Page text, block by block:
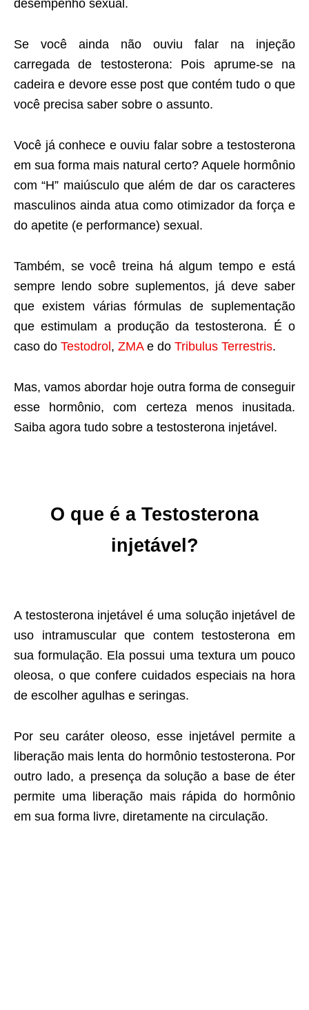
desempenho sexual.
Se você ainda não ouviu falar na injeção
carregada de testosterona: Pois aprume-se na
cadeira e devore esse post que contém tudo o que
você precisa saber sobre o assunto.
Você já conhece e ouviu falar sobre a testosterona
em sua forma mais natural certo? Aquele hormônio
com “H” maiúsculo que além de dar os caracteres
masculinos ainda atua como otimizador da força e
do apetite (e performance) sexual.
Também, se você treina há algum tempo e está
sempre lendo sobre suplementos, já deve saber
que existem várias fórmulas de suplementação
que estimulam a produção da testosterona. É o
caso do Testodrol, ZMAe do Tribulus Terrestris.
Mas, vamos abordar hoje outra forma de conseguir
esse hormônio, com certeza menos inusitada.
Saiba agora tudo sobre a testosterona injetável.
O que é a Testosterona
injetável?
A testosterona injetável é uma solução injetável de
uso intramuscular que contem testosterona em
sua formulação. Ela possui uma textura um pouco
oleosa, o que confere cuidados especiais na hora
de escolher agulhas e seringas.
Por seu caráter oleoso, esse injetável permite a
liberação mais lenta do hormônio testosterona. Por
outro lado, a presença da solução a base de éter
permite uma liberação mais rápida do hormônio
em sua forma livre, diretamente na circulação.